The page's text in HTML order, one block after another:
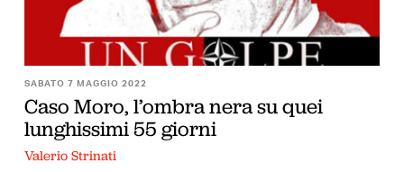
SABATO 7 MAGGIO 2022
Caso Moro, l’ombra nera su quei
lunghissimi 55 giorni
Valerio Strinati